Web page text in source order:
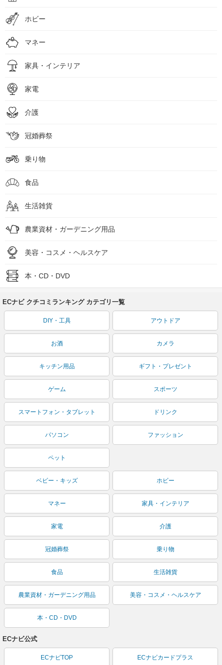
ホビー
マネー
家具・インテリア
家電
介護
冠婚葬祭
乗り物
食品
生活雑貨
農業資材・ガーデニング用品
美容・コスメ・ヘルスケア
本・CD・DVD
ECナビ クチコミランキング カテゴリ一覧
DIY・工具 アウトドア
お酒 カメラ
キッチン用品 ギフト・プレゼント
ゲーム スポーツ
スマートフォン・タブレット ドリンク
パソコン ファッション
ペット
ベビー・キッズ ホビー
マネー 家具・インテリア
家電 介護
冠婚葬祭 乗り物
食品 生活雑貨
農業資材・ガーデニング用品 美容・コスメ・ヘルスケア
本・CD・DVD
ECナビ公式
ECナビTOP ECナビカードプラス